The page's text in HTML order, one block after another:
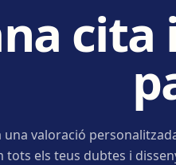
cita
una valoració
tots els teus dubtes i